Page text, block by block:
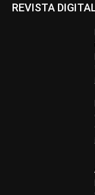
REVISTA